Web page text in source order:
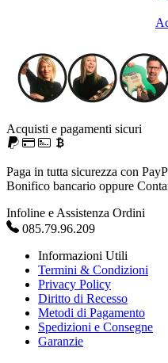
Acquisti e pagamenti sicuri
Paga in tutta sicurezza con
Bonifico bancario oppure
Infoline e Assistenza Ordini
085.79.96.209
Informazioni Utili
Termini & Condizioni
Privacy Policy
Diritto di Recesso
Metodi di Pagamento
Spedizioni e Consegne
Garanzie